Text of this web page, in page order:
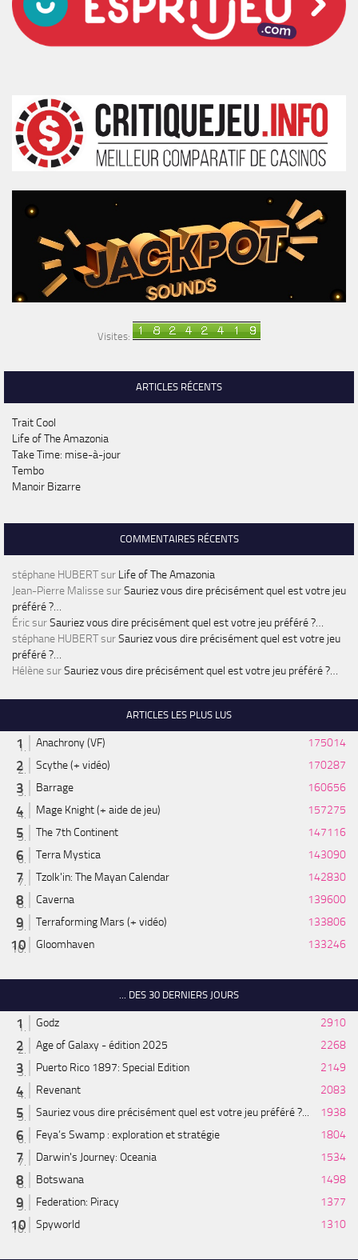
Visites:
ARTICLES RÉCENTS
Trait Cool
Life of The Amazonia
Take Time: mise-à-jour
Tembo
Manoir Bizarre
COMMENTAIRES RÉCENTS
stéphane HUBERTsur Life of The Amazonia
Jean-Pierre MalissesurSauriez vous dire précisément quel est votre jeu
préféré ?…
ÉricsurSauriez vous dire précisément quel est votre jeu préféré ?…
stéphane HUBERTsurSauriez vous dire précisément quel est votre jeu
préféré ?…
HélènesurSauriez vous dire précisément quel est votre jeu préféré ?…
ARTICLES LES PLUS LUS
Anachrony (VF)
175014
Scythe (+ vidéo)
170287
Barrage
160656
Mage Knight (+ aide de jeu)
157275
The 7th Continent
147116
Terra Mystica
143090
Tzolk'in: The Mayan Calendar
142830
Caverna
139600
Terraforming Mars (+ vidéo)
133806
Gloomhaven
133246
... DES 30 DERNIERS JOURS
Godz
2910
Age of Galaxy - édition 2025
2268
Puerto Rico 1897: Special Edition
2149
Revenant
2083
Sauriez vous dire précisément quel est votre jeu préféré ?...
1938
Feya’s Swamp : exploration et stratégie
1804
Darwin's Journey: Oceania
1534
Botswana
1498
Federation: Piracy
1377
Spyworld
1310